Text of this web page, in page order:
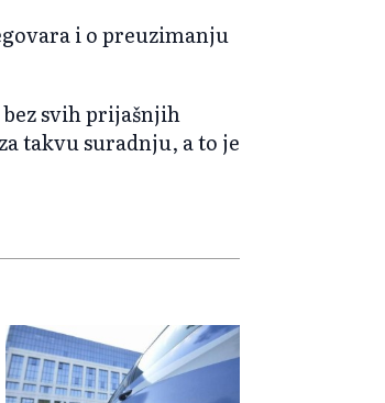
i o preuzimanju
svih prijašnjih
takvu suradnju, a to je